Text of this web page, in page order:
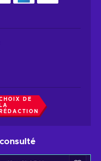
DE
LA
RÉDACTION